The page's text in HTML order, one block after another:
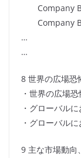
Company B
Company B
…
…
8 世界の広場恐
・世界の広場
・グローバル
・グローバル
9 主な市場動向